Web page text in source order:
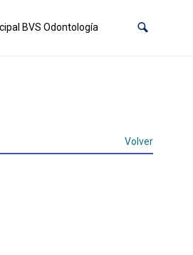
BVS Odontología
Volver